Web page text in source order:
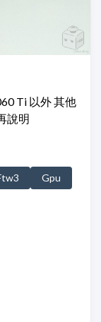
Ti 以外 其他
說明
Gpu